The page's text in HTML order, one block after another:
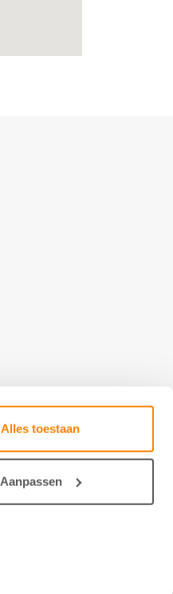
Alles toestaan
Aanpassen